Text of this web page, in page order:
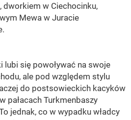
dworkiem w Ciechocinku,
Mewa w Juracie
lubi się powoływać na swoje
ale pod względem stylu
do postsowieckich kacyków
pałacach Turkmenbaszy
jednak, co w wypadku władcy